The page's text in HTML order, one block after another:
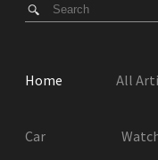
Home All
Car